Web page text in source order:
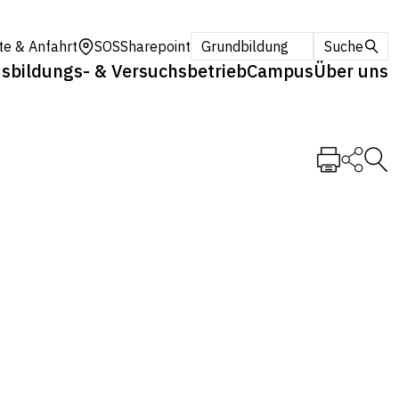
& Anfahrt SOSSharepoint Grundbildung Suche
& VersuchsbetriebCampusÜber uns